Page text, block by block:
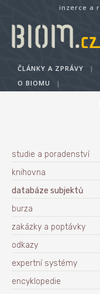
inzerce a
ČLÁNKY A ZPRÁVY |
O BIOMU
|
studie a poradenství
knihovna
databáze subjektů
burza
zakázky a poptávky
odkazy
expertní systémy
encyklopedie